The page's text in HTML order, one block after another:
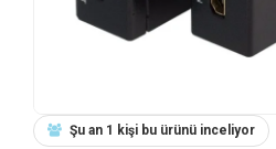
Şu an 1 kişi bu ürünü inceliyor